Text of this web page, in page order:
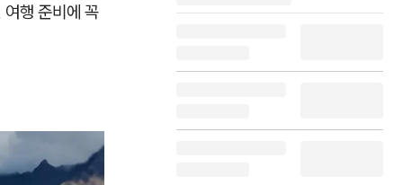
행 준비에 꼭